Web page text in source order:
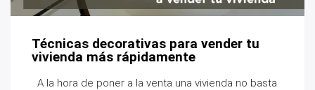
Técnicas decorativas para vender tu
vivienda más rápidamente
A la hora de poner a la venta una vivienda no basta